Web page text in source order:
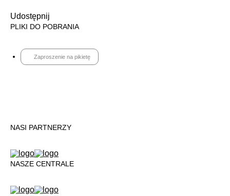
Udostępnij
PLIKI DO POBRANIA
Zaproszenie na pikietę
NASI PARTNERZY
NASZE CENTRALE